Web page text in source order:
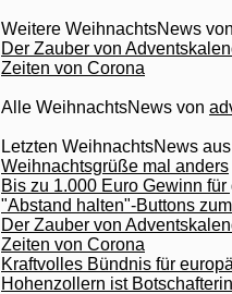
Weitere WeihnachtsNews
Der Zauber von
Zeiten von Corona
Alle WeihnachtsNews von
Letzten WeihnachtsNews
Weihnachtsgrüße mal anders
Bis zu 1.000 Euro Gewinn
"Abstand halten"-Buttons
Der Zauber von
Zeiten von Corona
Kraftvolles Bündnis für
Hohenzollern ist